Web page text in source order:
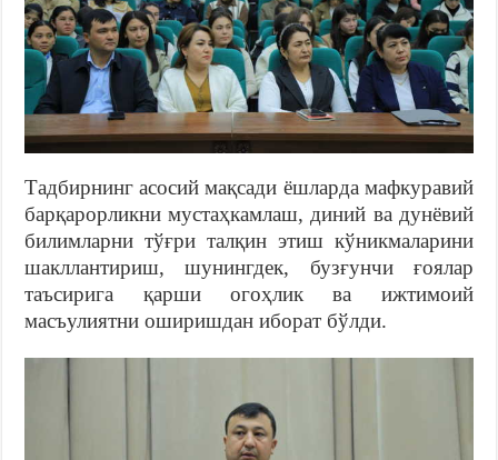
Тадбирнинг асосий мақсади ёшларда мафкуравий
барқарорликни мустаҳкамлаш, диний ва дунёвий
билимларни тўғри талқин этиш кўникмаларини
шакллантириш, шунингдек, бузғунчи ғоялар
таъсирига қарши огоҳлик ва ижтимоий
масъулиятни оширишдан иборат бўлди.